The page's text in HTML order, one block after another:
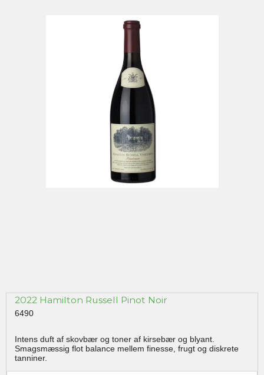
2022 Hamilton Russell Pinot Noir
6490
Intens duft af skovbær og toner af kirsebær og blyant.
Smagsmæssig flot balance mellem finesse, frugt og diskrete
tanniner.